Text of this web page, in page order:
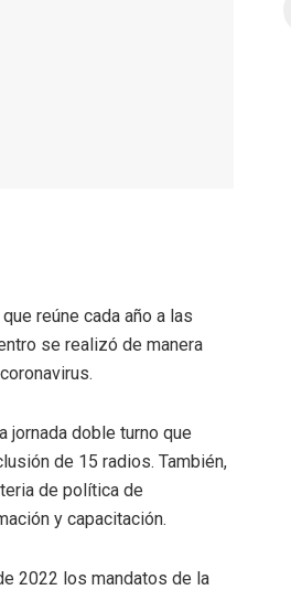
que reúne cada año a las
se realizó de manera
jornada doble turno que
de 15 radios. También,
de política de
y capacitación.
2022 los mandatos de la